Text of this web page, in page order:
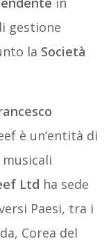
gestione
la Società
è un’entità di
Ltd ha sede
Paesi, tra i
Corea del